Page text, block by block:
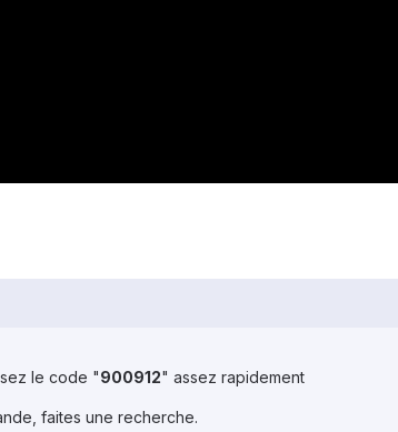
le code "900912" assez rapidement
faites une recherche.